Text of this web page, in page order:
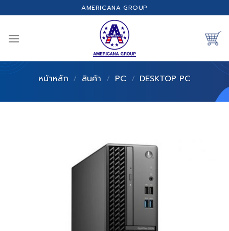
to
AMERICANA GROUP
หน้าหลัก / สินค้า / PC / DESKTOP PC